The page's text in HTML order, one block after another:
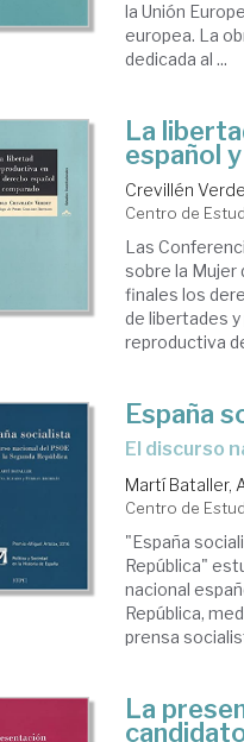
la Unión
europea. La
dedicada al ...
La
español
Crevillén
Centro de
Las
sobre la Mujer
finales los
de libertades
reproductiva
España
el discurso
Martí Bataller,
Centro de
"España
República"
nacional
República,
prensa
La